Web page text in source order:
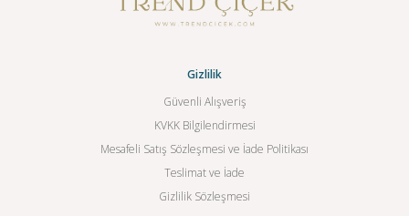
Gizlilik
Güvenli Alışveriş
KVKK Bilgilendirmesi
Mesafeli Satış Sözleşmesi ve İade Politikası
Teslimat ve İade
Gizlilik Sözleşmesi